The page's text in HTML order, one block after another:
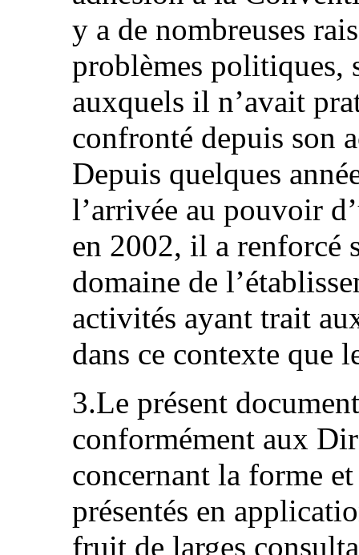
y a de nombreuses
problèmes politiques,
auxquels il n’avait
confronté depuis son
Depuis quelques
l’arrivée au pouvoir
en 2002, il a renforcé
domaine de
activités ayant trait
dans ce contexte que
3.Le présent
conformément aux
concernant la forme
présentés en
fruit de larges